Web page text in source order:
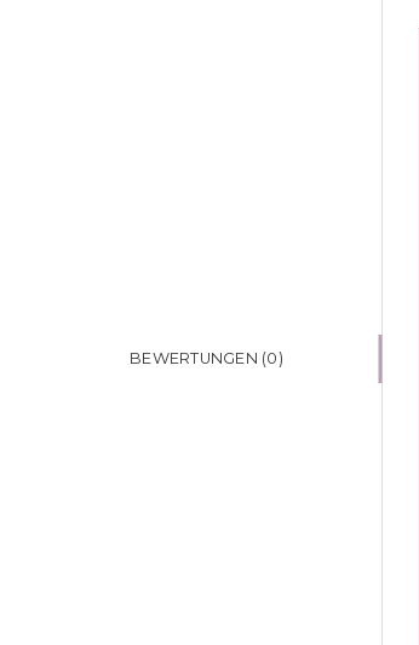
BEWERTUNGEN (0)